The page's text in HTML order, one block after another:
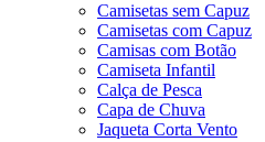
Camisetas sem Capuz
Camisetas com Capuz
Camisas com Botão
Camiseta Infantil
Calça de Pesca
Capa de Chuva
Jaqueta Corta Vento